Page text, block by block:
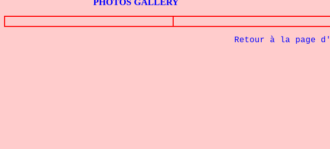
PHOTOS GALLERY
Retour à la page